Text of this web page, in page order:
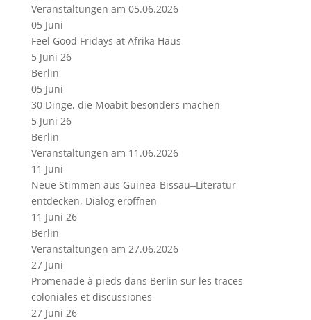
Veranstaltungen am 05.06.2026
05 Juni
Feel Good Fridays at Afrika Haus
5 Juni 26
Berlin
05 Juni
30 Dinge, die Moabit besonders machen
5 Juni 26
Berlin
Veranstaltungen am 11.06.2026
11 Juni
Neue Stimmen aus Guinea-Bissau ̶ Literatur
entdecken, Dialog eröffnen
11 Juni 26
Berlin
Veranstaltungen am 27.06.2026
27 Juni
Promenade à pieds dans Berlin sur les traces
coloniales et discussiones
27 Juni 26